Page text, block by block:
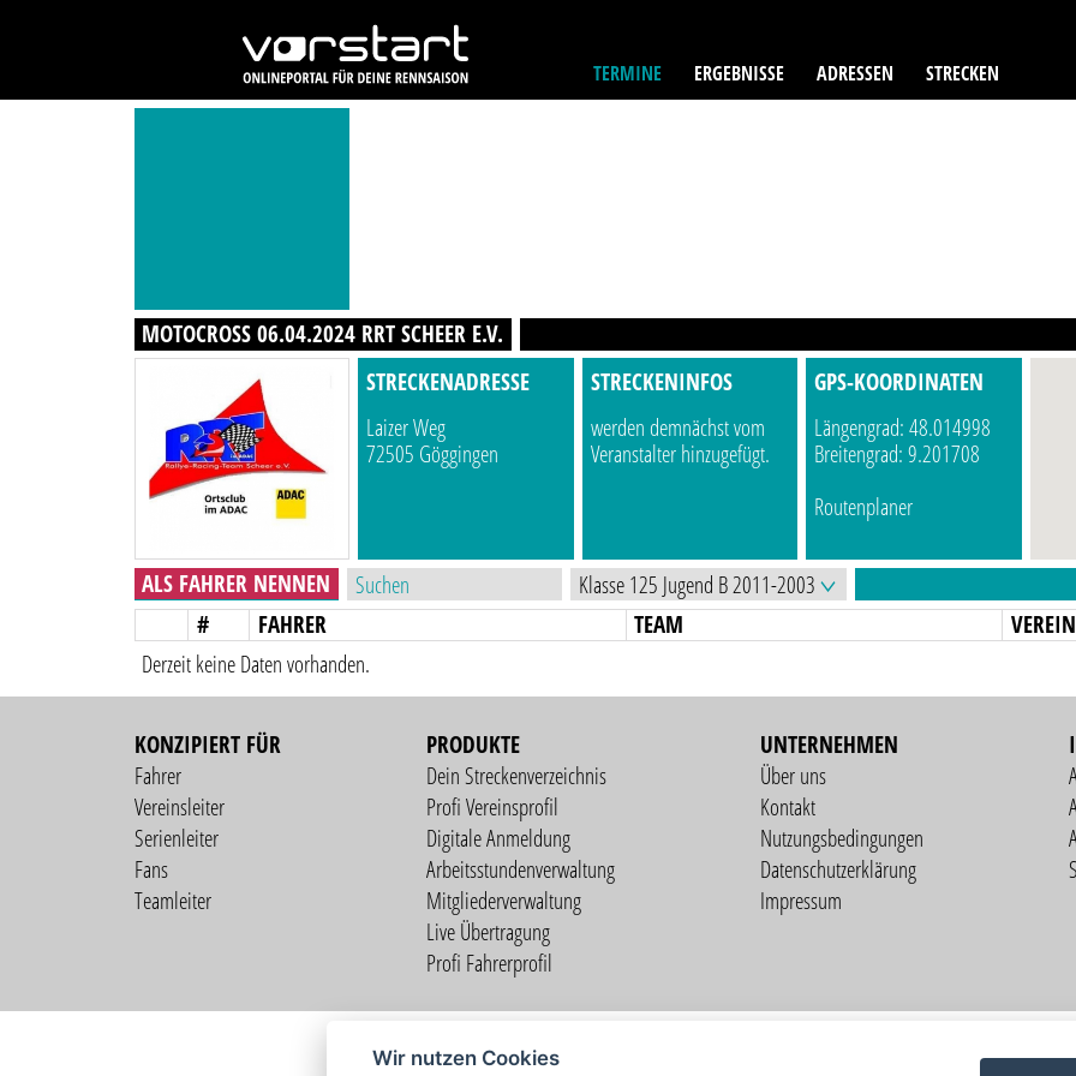
TERMINE ERGEBNISSE ADRESSEN STRECKEN
MOTOCROSS 06.04.2024 RRT SCHEER E.V.
STRECKENADRESSE
Laizer Weg
72505 Göggingen
STRECKENINFOS
werden demnächst vom
Veranstalter hinzugefügt.
GPS-KOORDINATEN
Längengrad: 48.014998
Breitengrad: 9.201708
Routenplaner
ALS FAHRER NENNEN
#
FAHRER TEAM VEREIN
Derzeit keine Daten vorhanden.
KONZIPIERT FÜR
Fahrer
Vereinsleiter
Serienleiter
Fans
Teamleiter
PRODUKTE
Dein Streckenverzeichnis
Profi Vereinsprofil
Digitale Anmeldung
Arbeitsstundenverwaltung
Mitgliederverwaltung
Live Übertragung
Profi Fahrerprofil
UNTERNEHMEN
Über uns
Kontakt
Nutzungsbedingungen
Datenschutzerklärung
Impressum
Wir nutzen Cookies